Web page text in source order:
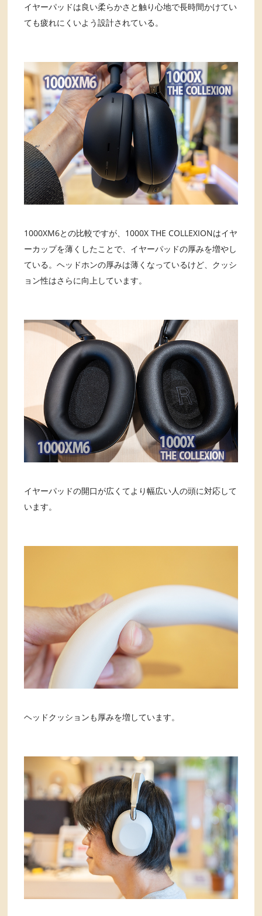
イヤーパッドは良い柔らかさと触り心地で長時間かけてい
ても疲れにくいよう設計されている。
1000XM6との比較ですが、1000X THE COLLEXIONはイヤ
ーカップを薄くしたことで、イヤーパッドの厚みを増やし
ている。ヘッドホンの厚みは薄くなっているけど、クッシ
ョン性はさらに向上しています。
イヤーパッドの開口が広くてより幅広い人の頭に対応して
います。
ヘッドクッションも厚みを増しています。